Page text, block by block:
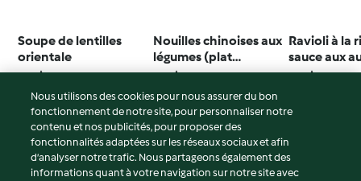
Soupe de lentilles
orientale
4.4 (17)
Nouilles chinoises aux
légumes (plat
végétarien)
3.0 (3)
Ravioli à la
sauce aux
4.4 (14)
© Copyright 2026
Nous utilisons des cookies pour nous assurer du bon
fonctionnement de notre site, pour personnaliser notre
contenu et nos publicités, pour proposer des
fonctionnalités adaptées sur les réseaux sociaux et afin
d’analyser notre trafic. Nous partageons également des
informations quant à votre navigation sur notre site avec